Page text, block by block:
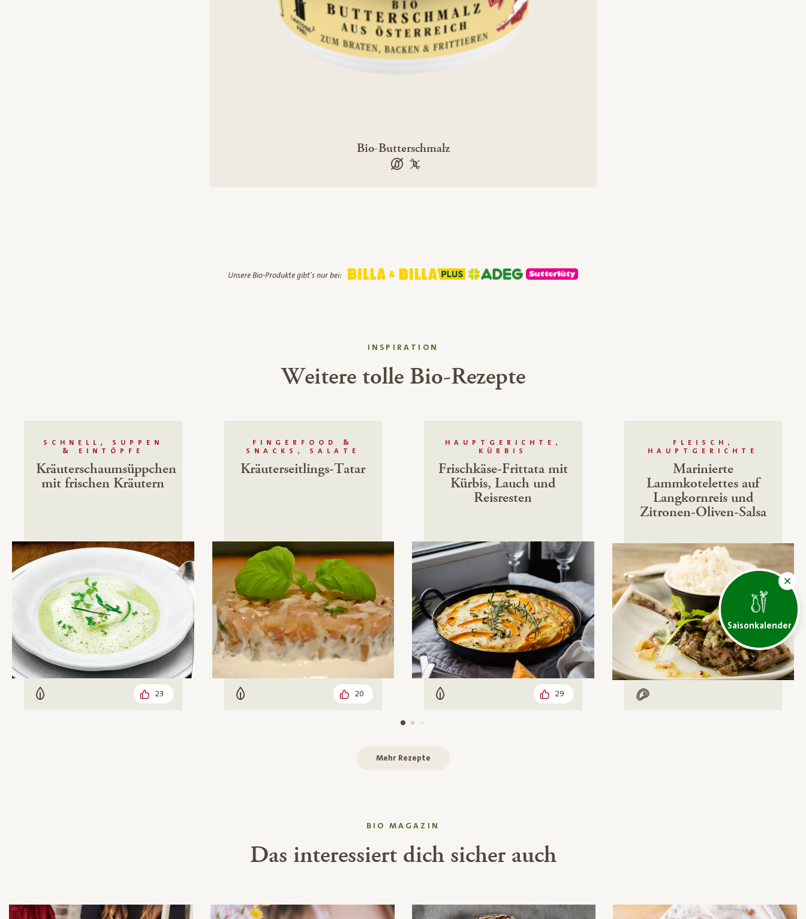
Saisonkalender
Bio-Butterschmalz
laktosefrei100 % gentechnikfrei
Unsere Bio-Produkte gibt's nur bei:
INSPIRATION
Weitere tolle Bio-Rezepte
SCHNELL, SUPPEN
& EINTÖPFE
Kräuterschaumsüppchen
mit frischen Kräutern
Vegetarisch 23
FINGERFOOD &
SNACKS, SALATE
Kräuterseitlings-Tatar
Vegetarisch 20
HAUPTGERICHTE,
KÜRBIS
Frischkäse-Frittata mit
Kürbis, Lauch und
Reisresten
Vegetarisch 29
FLEISCH,
HAUPTGERICHTE
Marinierte
Lammkotelettes auf
Langkornreis und
Zitronen-Oliven-Salsa
Mit Fleisch
Mehr Rezepte
BIO MAGAZIN
Das interessiert dich sicher auch